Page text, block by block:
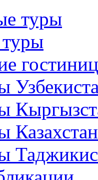
туры
гостиниц